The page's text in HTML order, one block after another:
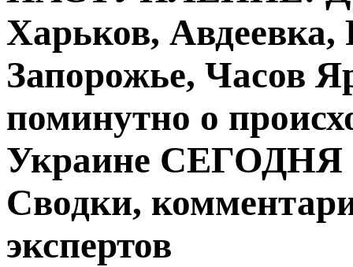
Харьков,
Запорожье, Часов
поминутно о
Украине СЕГОДНЯ
Сводки,
экспертов